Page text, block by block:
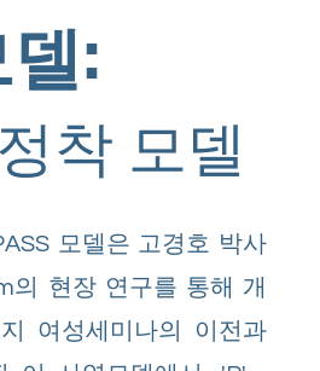
델:
착 모델
모델은 고경호 박사
의 현장 연구를 통해 개
여성세미나의 이전과